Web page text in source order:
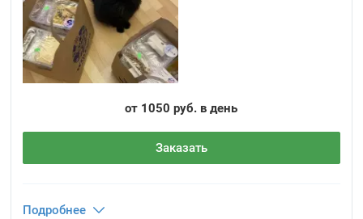
от 1050 руб. в день
Заказать
Подробнее